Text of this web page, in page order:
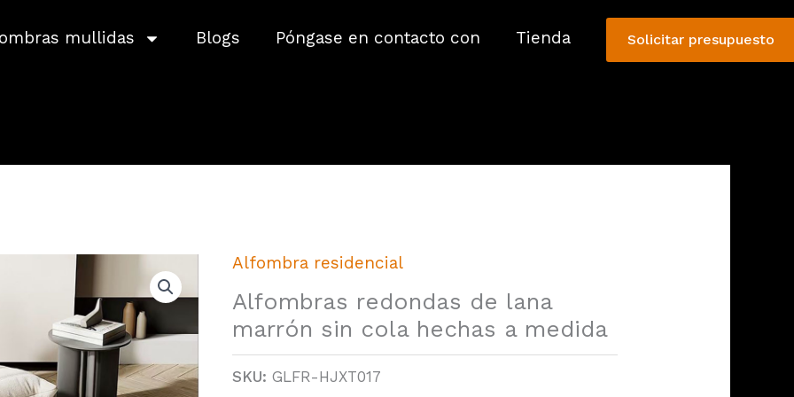
mullidas Blogs Póngase en contacto con Tienda Solicitar presupuesto
Alfombra residencial
Alfombras redondas de lana
marrón sin cola hechas a medida
SKU: GLFR-HJXT017